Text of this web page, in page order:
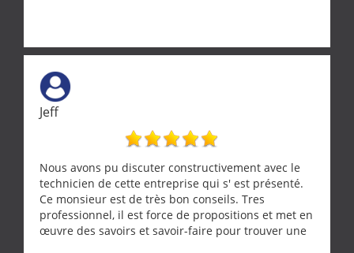
Jeff
Nous avons pu discuter constructivement avec le
technicien de cette entreprise qui s' est présenté.
Ce monsieur est de très bon conseils. Tres
professionnel, il est force de propositions et met en
œuvre des savoirs et savoir-faire pour trouver une